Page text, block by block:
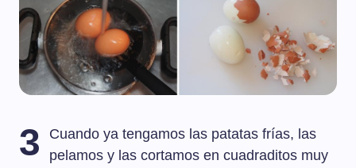
3
Cuando ya tengamos las patatas frías, las
pelamos y las cortamos en cuadraditos muy